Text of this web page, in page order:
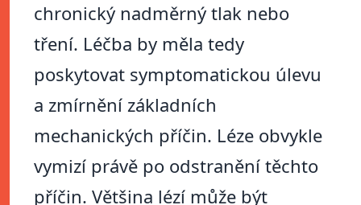
chronický nadměrný tlak nebo
tření. Léčba by měla tedy
poskytovat symptomatickou úlevu
a zmírnění základních
mechanických příčin. Léze obvykle
vymizí právě po odstranění těchto
příčin. Většina lézí může být